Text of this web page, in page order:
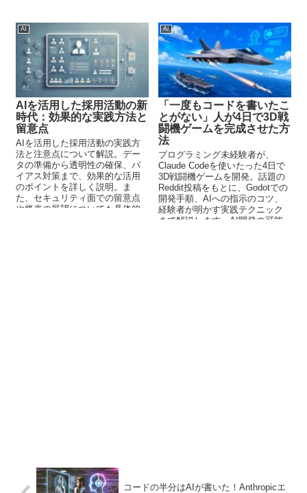
AI
AIを活用した採用活動の新
時代：効果的な実践方法と
留意点
AIを活用した採用活動の実践方
法と注意点について解説。デー
タの準備から透明性の確保、バ
イアス対策まで、効果的な活用
のポイントを詳しく説明。ま
た、セキュリティ面での留意点
や将来の展望についても具体的
AI
「一度もコードを書いたこ
とがない」人が4日で3D戦
闘機ゲームを完成させた方
法
プログラミング未経験者が、
Claude Codeを使いたった4日で
3D戦闘機ゲームを開発。話題の
Reddit投稿をもとに、Godotでの
開発手順、AIへの指示のコツ、
経験者が明かす実践テクニック
まで解説します。AI開発の可能
コードの半分はAIが書いた！Anthropicエ